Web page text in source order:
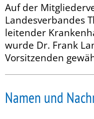
Auf der
Landesverbandes
leitender
wurde Dr. Frank
Vorsitzenden
Namen und